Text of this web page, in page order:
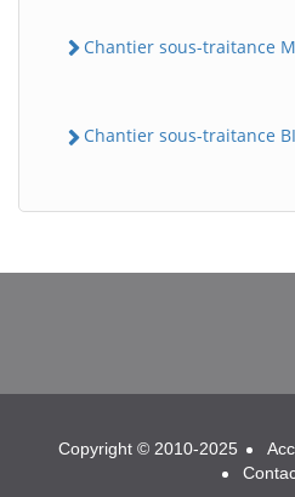
Chantier sous-traitance
Chantier sous-traitance
Copyright © 2010-2025